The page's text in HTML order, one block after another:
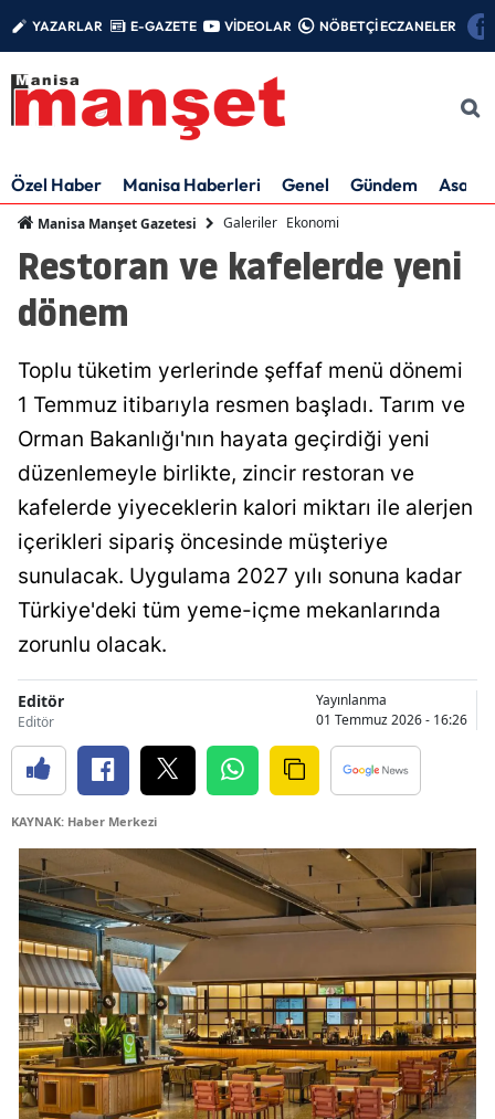
YAZARLAR E-GAZETE VİDEOLAR NÖBETÇİ ECZANELER
Özel Haber Manisa Haberleri Genel Gündem Asayiş
Manisa Manşet Gazetesi Galeriler Ekonomi
Restoran ve kafelerde yeni
dönem
Toplu tüketim yerlerinde şeffaf menü dönemi
1 Temmuz itibarıyla resmen başladı. Tarım ve
Orman Bakanlığı'nın hayata geçirdiği yeni
düzenlemeyle birlikte, zincir restoran ve
kafelerde yiyeceklerin kalori miktarı ile alerjen
içerikleri sipariş öncesinde müşteriye
sunulacak. Uygulama 2027 yılı sonuna kadar
Türkiye'deki tüm yeme-içme mekanlarında
zorunlu olacak.
Editör
Editör
Yayınlanma
01 Temmuz 2026 - 16:26
KAYNAK: Haber Merkezi